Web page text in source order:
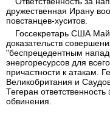
дружественная Ирану
повстанцев-хуситов.
Госсекретарь США
доказательств
"беспрецедентным
энергоресурсов для
причастности к атакам.
Великобритания и
Тегеран
обвинения.